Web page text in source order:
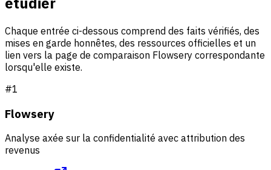
Chaque entrée ci-dessous comprend des faits vérifiés, des
mises en garde honnêtes, des ressources officielles et un
lien vers la page de comparaison Flowsery correspondante
lorsqu'elle existe.
#1
Flowsery
Analyse axée sur la confidentialité avec attribution des
revenus